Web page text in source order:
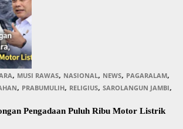
, MUSI RAWAS, NASIONAL, NEWS, PAGARALAM,
, PRABUMULIH, RELIGIUS, SAROLANGUN JAMBI,
Pengadaan Puluh Ribu Motor Listrik